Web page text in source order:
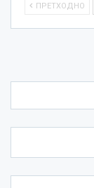
ПРЕТХОДНО